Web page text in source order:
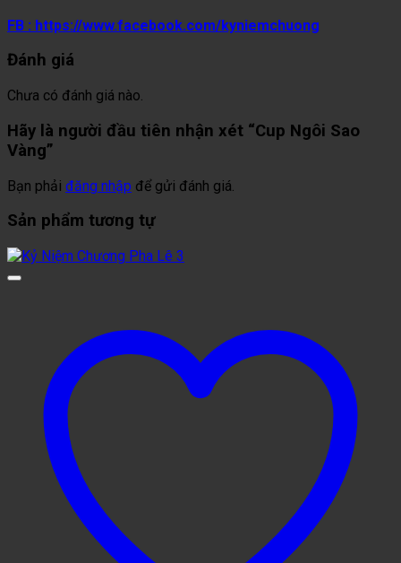
FB : https://www.facebook.com/kyniemchuong
Đánh giá
Chưa có đánh giá nào.
Hãy là người đầu tiên nhận xét “Cup Ngôi Sao
Vàng”
Bạn phải đăng nhập để gửi đánh giá.
Sản phẩm tương tự